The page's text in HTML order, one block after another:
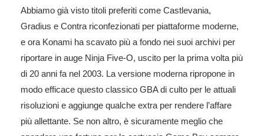
Abbiamo già visto titoli preferiti come Castlevania,
Gradius e Contra riconfezionati per piattaforme moderne,
e ora Konami ha scavato più a fondo nei suoi archivi per
riportare in auge Ninja Five-O, uscito per la prima volta più
di 20 anni fa nel 2003. La versione moderna ripropone in
modo efficace questo classico GBA di culto per le attuali
risoluzioni e aggiunge qualche extra per rendere l’affare
più allettante. Se non altro, è sicuramente meglio che